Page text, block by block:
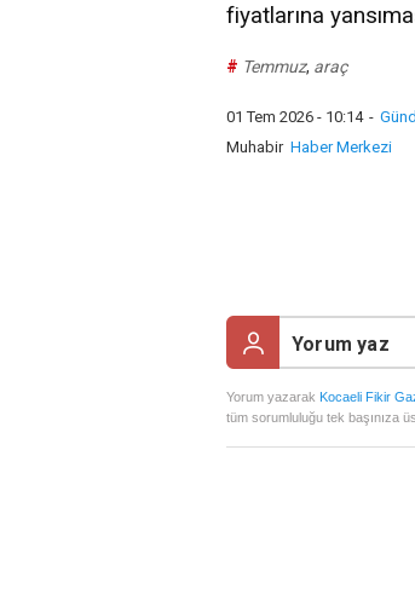
fiyatlarına
# Temmuz, araç
01 Tem 2026 - 10:14 -
Muhabir Haber Merkezi
Yorum yazarak Kocaeli Fikir
tüm sorumluluğu tek başınıza